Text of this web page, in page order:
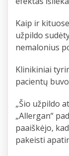
Kaip ir
užpildo
nemalonius
Klinikiniai
pacientų
„Šio užpildo
„Allergan“
paaiškėjo,
pakeisti